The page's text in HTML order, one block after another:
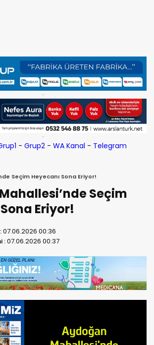
- Grup2- WA Kanal - Telegram
Seçim Heyecanı Sona Eriyor!
Seçim
Eriyor!
07.06.2026 00:36
:07.06.2026 00:37